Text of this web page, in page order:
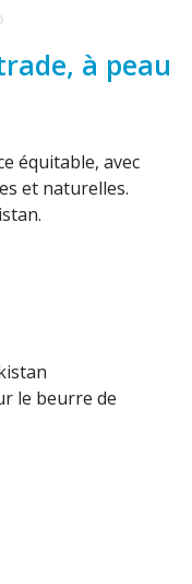
à peau
équitable, avec
et naturelles.
le beurre de